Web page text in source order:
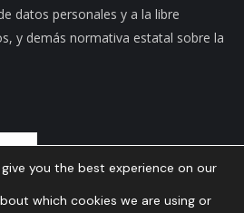
datos personales y a la libre
y demás normativa estatal sobre la
Buscar
you the best experience on our
which cookies we are using or